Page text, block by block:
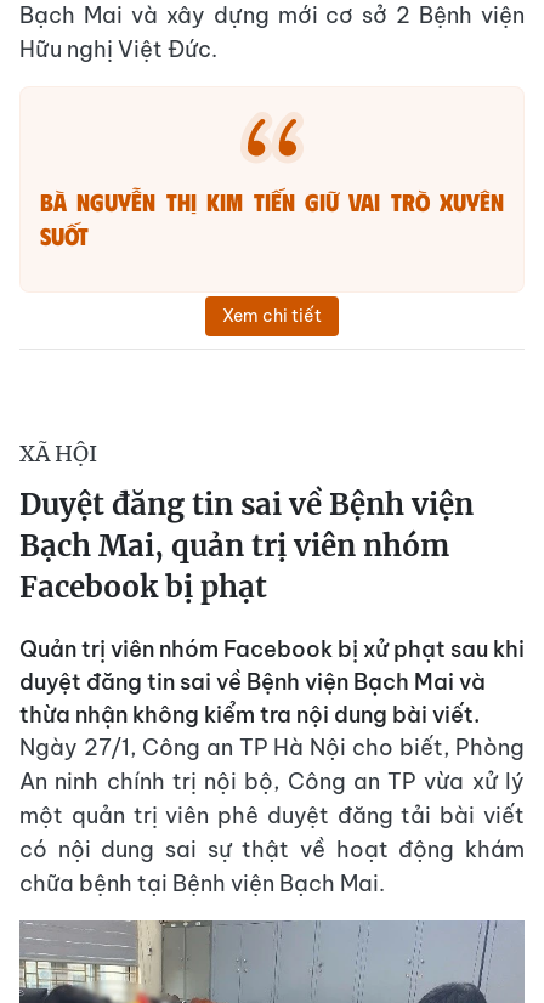
Bạch Mai và xây dựng mới cơ sở 2 Bệnh viện
Hữu nghị Việt Đức.
Bà Nguyễn Thị Kim Tiến giữ vai trò xuyên
suốt
Xem chi tiết
XÃ HỘI
Duyệt đăng tin sai về Bệnh viện
Bạch Mai, quản trị viên nhóm
Facebook bị phạt
Quản trị viên nhóm Facebook bị xử phạt sau khi
duyệt đăng tin sai về Bệnh viện Bạch Mai và
thừa nhận không kiểm tra nội dung bài viết.
Ngày 27/1, Công an TP Hà Nội cho biết, Phòng
An ninh chính trị nội bộ, Công an TP vừa xử lý
một quản trị viên phê duyệt đăng tải bài viết
có nội dung sai sự thật về hoạt động khám
chữa bệnh tại Bệnh viện Bạch Mai.